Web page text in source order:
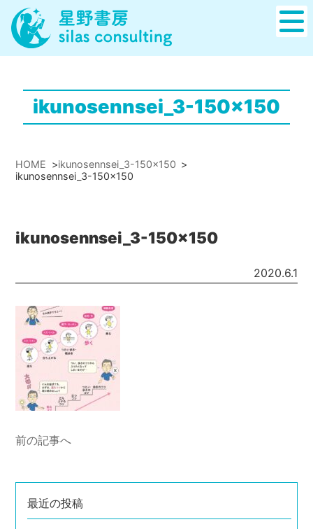
ikunosennsei_3-150x150
HOME >ikunosennsei_3-150x150 >
ikunosennsei_3-150x150
ikunosennsei_3-150x150
2020.6.1
前の記事へ
最近の投稿